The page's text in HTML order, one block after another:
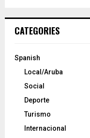
CATEGORIES
Spanish
Local/Aruba
Social
Deporte
Turismo
Internacional